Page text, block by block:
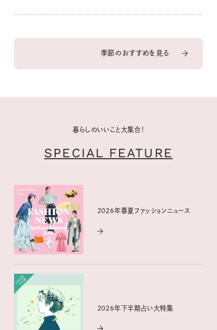
季節のおすすめを見る
暮らしのいいこと大集合！
SPECIAL FEATURE
2026年春夏ファッションニュース
2026年下半期占い大特集